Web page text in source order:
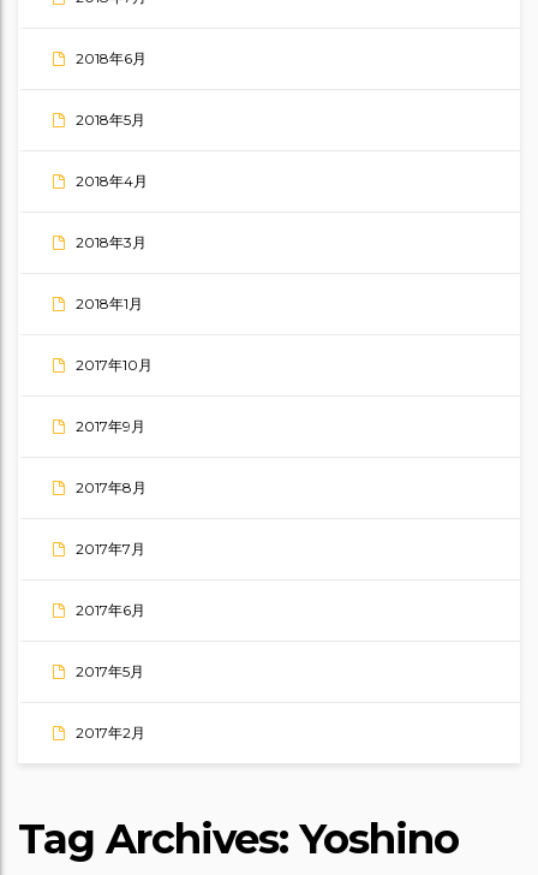
2018年6月
2018年5月
2018年4月
2018年3月
2018年1月
2017年10月
2017年9月
2017年8月
2017年7月
2017年6月
2017年5月
2017年2月
Tag Archives: Yoshino